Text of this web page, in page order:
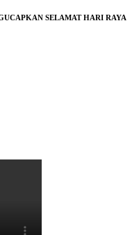
SELAMAT HARI RAYA